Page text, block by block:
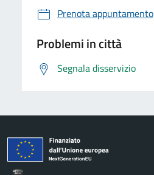
Prenota appuntamento
Problemi in città
Segnala disservizio